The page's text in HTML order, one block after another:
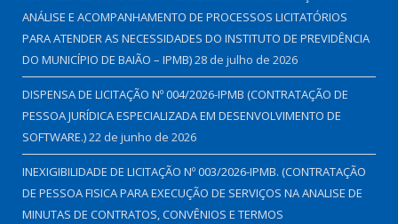
ANÁLISE E ACOMPANHAMENTO DE PROCESSOS LICITATÓRIOS
PARA ATENDER AS NECESSIDADES DO INSTITUTO DE PREVIDÊNCIA
DO MUNICÍPIO DE BAIÃO – IPMB)28 de julho de 2026
DISPENSA DE LICITAÇÃO Nº 004/2026-IPMB (CONTRATAÇÃO DE
PESSOA JURÍDICA ESPECIALIZADA EM DESENVOLVIMENTO DE
SOFTWARE.)22 de junho de 2026
INEXIGIBILIDADE DE LICITAÇÃO Nº 003/2026-IPMB. (CONTRATAÇÃO
DE PESSOA FISICA PARA EXECUÇÃO DE SERVIÇOS NA ANALISE DE
MINUTAS DE CONTRATOS, CONVÊNIOS E TERMOS